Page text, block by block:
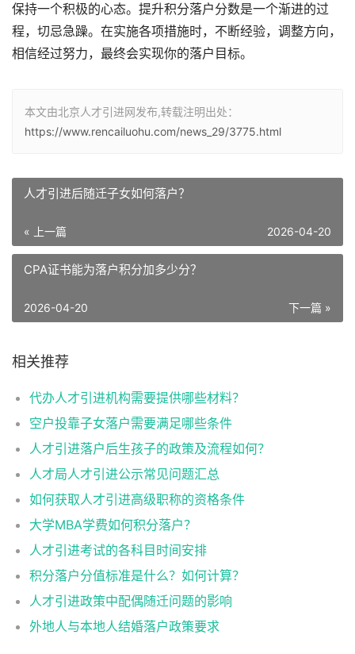
保持一个积极的心态。提升积分落户分数是一个渐进的过
程，切忌急躁。在实施各项措施时，不断经验，调整方向，
相信经过努力，最终会实现你的落户目标。
本文由北京人才引进网发布,转载注明出处：
https://www.rencailuohu.com/news_29/3775.html
人才引进后随迁子女如何落户？
« 上一篇 2026-04-20
CPA证书能为落户积分加多少分？
下一篇 »
2026-04-20
相关推荐
代办人才引进机构需要提供哪些材料？
空户投靠子女落户需要满足哪些条件
人才引进落户后生孩子的政策及流程如何？
人才局人才引进公示常见问题汇总
如何获取人才引进高级职称的资格条件
大学MBA学费如何积分落户？
人才引进考试的各科目时间安排
积分落户分值标准是什么？如何计算？
人才引进政策中配偶随迁问题的影响
外地人与本地人结婚落户政策要求